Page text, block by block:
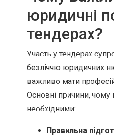
юридичні
тендерах?
Участь у тендерах
безліччю юридичних
важливо мати
Основні причини, чому
необхідними:
Правильна